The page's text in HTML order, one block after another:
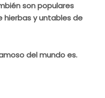
son populares
hierbas y untables de
del mundo es.